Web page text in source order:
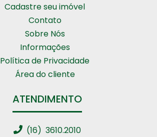
Cadastre seu imóvel
Contato
Sobre Nós
Informações
Política de Privacidade
Área do cliente
ATENDIMENTO
(16) 3610.2010